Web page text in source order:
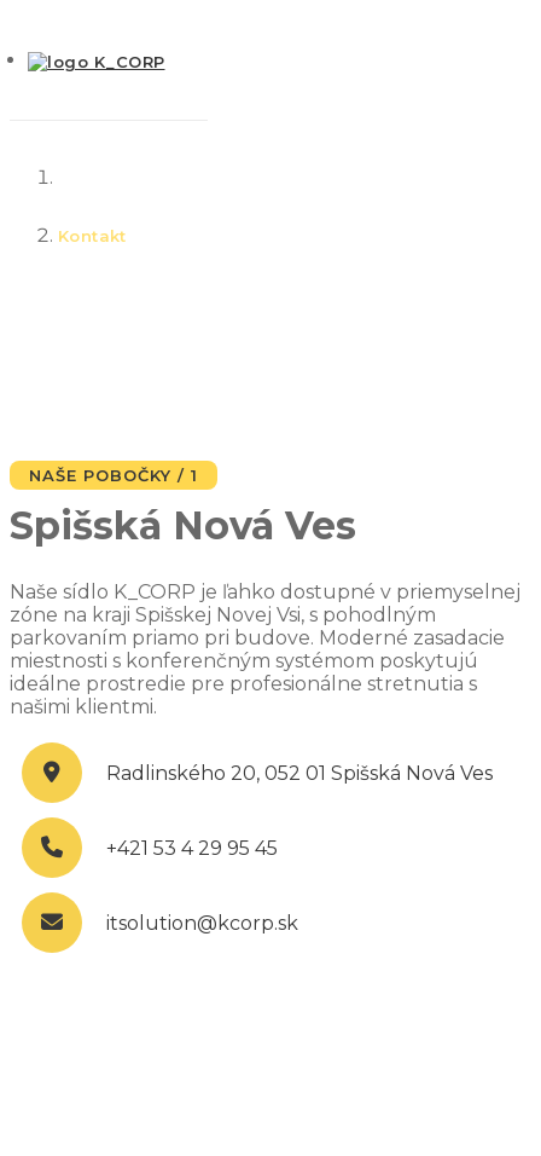
Kontakt
NAŠE POBOČKY / 1
Spišská Nová Ves
Naše sídlo K_CORP je ľahko dostupné v priemyselnej
zóne na kraji Spišskej Novej Vsi, s pohodlným
parkovaním priamo pri budove. Moderné zasadacie
miestnosti s konferenčným systémom poskytujú
ideálne prostredie pre profesionálne stretnutia s
našimi klientmi.
Radlinského 20, 052 01 Spišská Nová Ves
+421 53 4 29 95 45
itsolution@kcorp.sk